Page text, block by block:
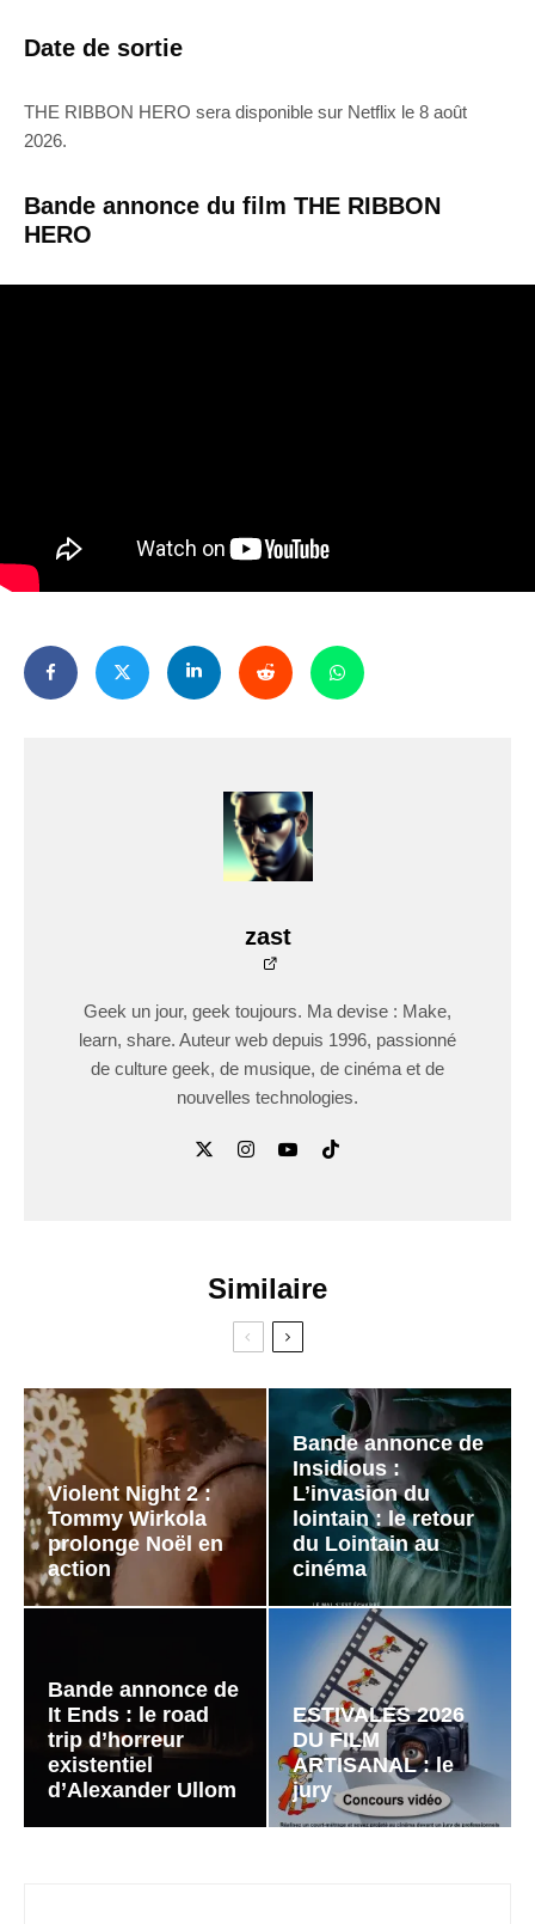
Date de sortie
THE RIBBON HERO sera disponible sur Netflix le 8 août
2026.
Bande annonce du film THE RIBBON
HERO
zast
Geek un jour, geek toujours. Ma devise : Make,
learn, share. Auteur web depuis 1996, passionné
de culture geek, de musique, de cinéma et de
nouvelles technologies.
Similaire
Violent Night 2 :
Tommy Wirkola
prolonge Noël en
action
Bande annonce de
Insidious :
L’invasion du
lointain : le retour
du Lointain au
cinéma
Bande annonce de
It Ends : le road
trip d’horreur
existentiel
d’Alexander Ullom
ESTIVALES 2026
DU FILM
ARTISANAL : le
jury